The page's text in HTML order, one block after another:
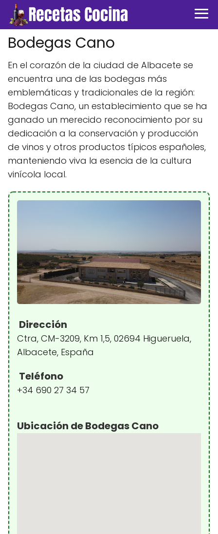
Bodegas Cano
En el corazón de la ciudad de Albacete se
encuentra una de las bodegas más
emblemáticas y tradicionales de la región:
Bodegas Cano, un establecimiento que se ha
ganado un merecido reconocimiento por su
dedicación a la conservación y producción
de vinos y otros productos típicos españoles,
manteniendo viva la esencia de la cultura
vinícola local.
Dirección
Ctra, CM-3209, Km 1,5, 02694 Higueruela,
Albacete, España
Teléfono
+34 690 27 34 57
Ubicación de Bodegas Cano